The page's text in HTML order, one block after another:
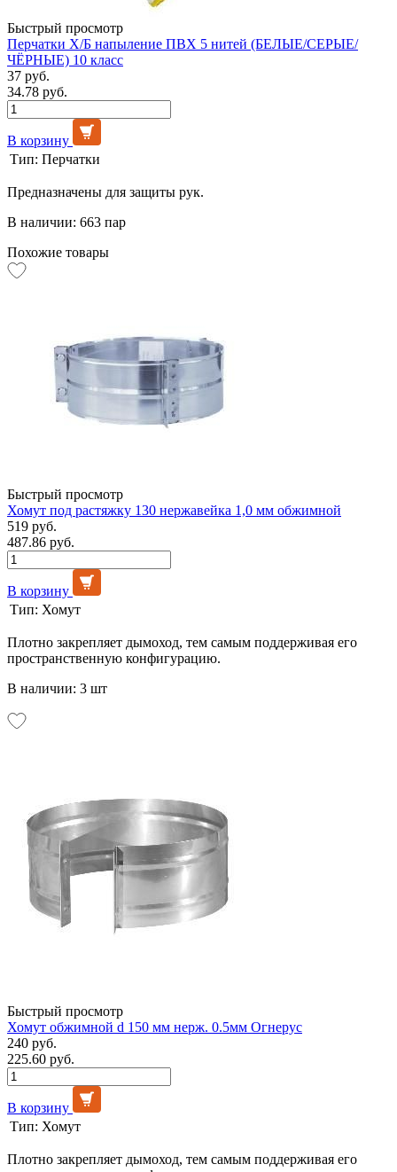
Быстрый просмотр
Перчатки Х/Б напыление ПВХ 5 нитей (БЕЛЫЕ/СЕРЫЕ/
ЧЁРНЫЕ) 10 класс
37 руб.
34.78 руб.
В корзину
Тип: Перчатки
Предназначены для защиты рук.
В наличии: 663 пар
Похожие товары
Быстрый просмотр
Хомут под растяжку 130 нержавейка 1,0 мм обжимной
519 руб.
487.86 руб.
В корзину
Тип: Хомут
Плотно закрепляет дымоход, тем самым поддерживая его
пространственную конфигурацию.
В наличии: 3 шт
Быстрый просмотр
Хомут обжимной d 150 мм нерж. 0.5мм Огнерус
240 руб.
225.60 руб.
В корзину
Тип: Хомут
Плотно закрепляет дымоход, тем самым поддерживая его